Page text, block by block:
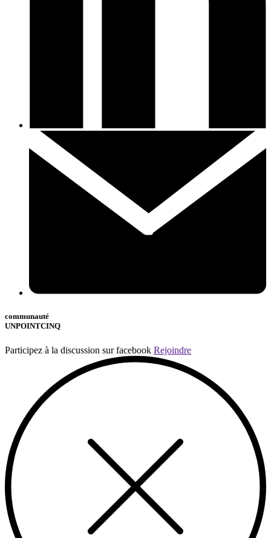
communauté
UNPOINTCINQ
Participez à la discussion sur facebook Rejoindre